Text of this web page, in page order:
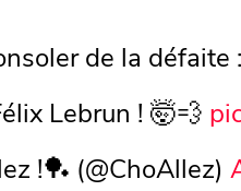
de la défaite :
Lebrun ! 🤯💨
!🏓 (@ChoAllez)